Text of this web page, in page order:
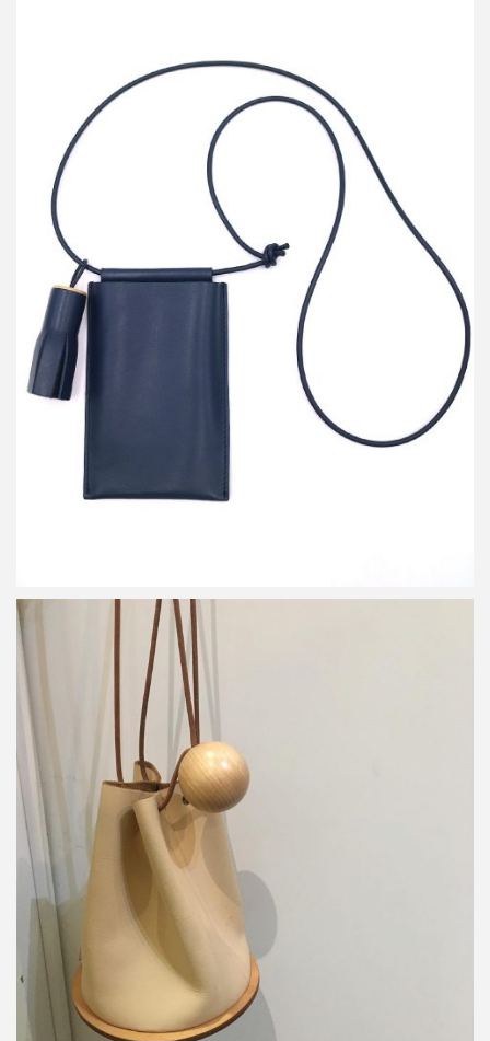
ビルディング ブロック IPHONE SLING タッセル付きレザーアイ
フォンケース
買取金額 3,000円
Building Block Disc Bag in Nude
詳しく見る